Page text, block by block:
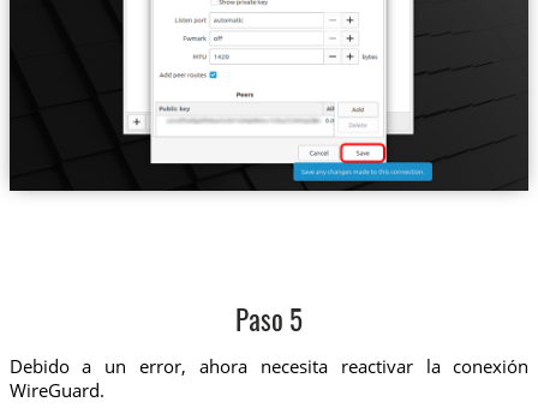
Paso 5
Debido a un error, ahora necesita reactivar la conexión
WireGuard.